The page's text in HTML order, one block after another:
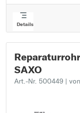
Details
SAXO
Art.-Nr. 500449 |